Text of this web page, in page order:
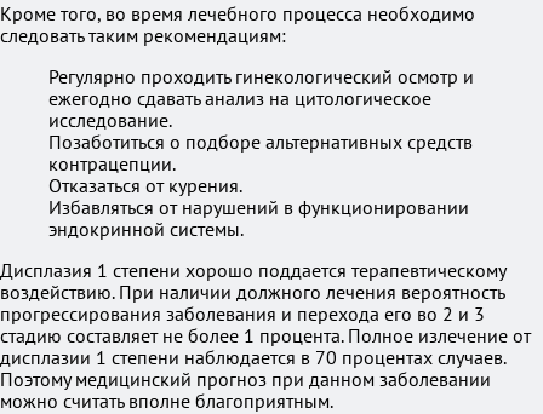
Кроме того, во время лечебного процесса необходимо
следовать таким рекомендациям:
Регулярно проходить гинекологический осмотр и
ежегодно сдавать анализ на цитологическое
исследование.
Позаботиться о подборе альтернативных средств
контрацепции.
Отказаться от курения.
Избавляться от нарушений в функционировании
эндокринной системы.
Дисплазия 1 степени хорошо поддается терапевтическому
воздействию. При наличии должного лечения вероятность
прогрессирования заболевания и перехода его во 2 и 3
стадию составляет не более 1 процента. Полное излечение от
дисплазии 1 степени наблюдается в 70 процентах случаев.
Поэтому медицинский прогноз при данном заболевании
можно считать вполне благоприятным.